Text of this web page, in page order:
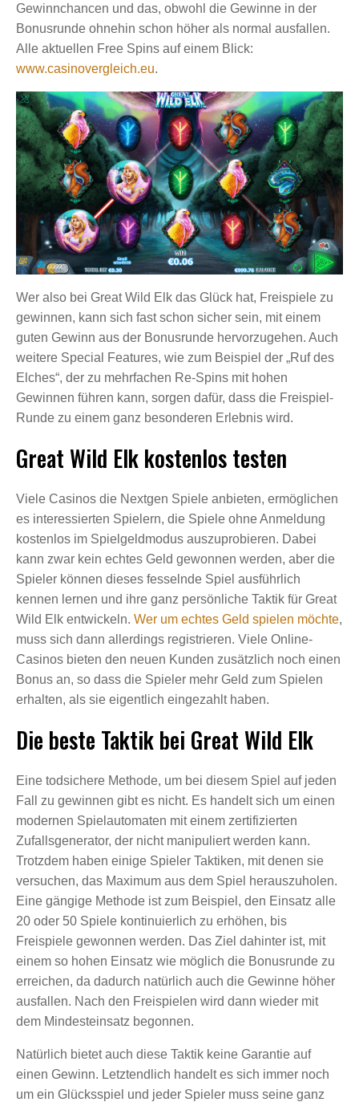
Gewinnchancen und das, obwohl die Gewinne in der
Bonusrunde ohnehin schon höher als normal ausfallen.
Alle aktuellen Free Spins auf einem Blick:
www.casinovergleich.eu.
Wer also bei Great Wild Elk das Glück hat, Freispiele zu
gewinnen, kann sich fast schon sicher sein, mit einem
guten Gewinn aus der Bonusrunde hervorzugehen. Auch
weitere Special Features, wie zum Beispiel der „Ruf des
Elches“, der zu mehrfachen Re-Spins mit hohen
Gewinnen führen kann, sorgen dafür, dass die Freispiel-
Runde zu einem ganz besonderen Erlebnis wird.
Great Wild Elk kostenlos testen
Viele Casinos die Nextgen Spiele anbieten, ermöglichen
es interessierten Spielern, die Spiele ohne Anmeldung
kostenlos im Spielgeldmodus auszuprobieren. Dabei
kann zwar kein echtes Geld gewonnen werden, aber die
Spieler können dieses fesselnde Spiel ausführlich
kennen lernen und ihre ganz persönliche Taktik für Great
Wild Elk entwickeln. Wer um echtes Geld spielen möchte,
muss sich dann allerdings registrieren. Viele Online-
Casinos bieten den neuen Kunden zusätzlich noch einen
Bonus an, so dass die Spieler mehr Geld zum Spielen
erhalten, als sie eigentlich eingezahlt haben.
Die beste Taktik bei Great Wild Elk
Eine todsichere Methode, um bei diesem Spiel auf jeden
Fall zu gewinnen gibt es nicht. Es handelt sich um einen
modernen Spielautomaten mit einem zertifizierten
Zufallsgenerator, der nicht manipuliert werden kann.
Trotzdem haben einige Spieler Taktiken, mit denen sie
versuchen, das Maximum aus dem Spiel herauszuholen.
Eine gängige Methode ist zum Beispiel, den Einsatz alle
20 oder 50 Spiele kontinuierlich zu erhöhen, bis
Freispiele gewonnen werden. Das Ziel dahinter ist, mit
einem so hohen Einsatz wie möglich die Bonusrunde zu
erreichen, da dadurch natürlich auch die Gewinne höher
ausfallen. Nach den Freispielen wird dann wieder mit
dem Mindesteinsatz begonnen.
Natürlich bietet auch diese Taktik keine Garantie auf
einen Gewinn. Letztendlich handelt es sich immer noch
um ein Glücksspiel und jeder Spieler muss seine ganz